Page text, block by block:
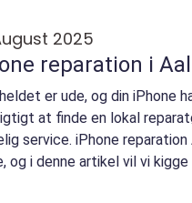
2025
reparation i
er ude, og din iPhone
at finde en lokal
service. iPhone
og i denne artikel vil vi kigge